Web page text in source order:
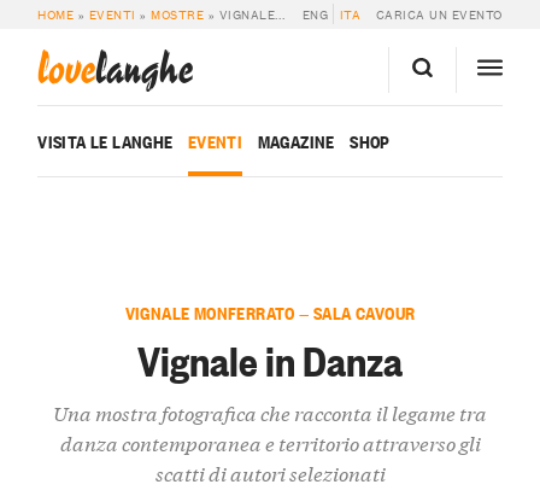
HOME » EVENTI »MOSTRE » VIGNALE IN DANZA ENG ITA CARICA UN EVENTO
lovelanghe
VISITA LE LANGHE EVENTI MAGAZINE SHOP
VIGNALE MONFERRATO — SALA CAVOUR
Vignale in Danza
Una mostra fotografica che racconta il legame tra
danza contemporanea e territorio attraverso gli
scatti di autori selezionati